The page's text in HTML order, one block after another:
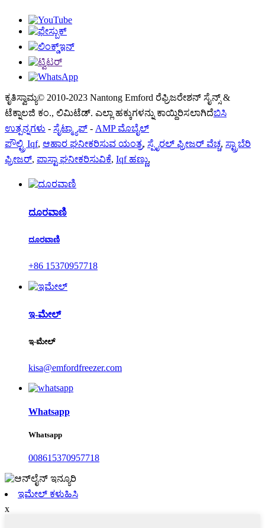
ಕೃತಿಸ್ವಾಮ್ಯ© 2010-2023 Nantong Emford ರೆಫ್ರಿಜರೇಶನ್ ಸೈನ್ಸ್ &
ಟೆಕ್ನಾಲಜಿ ಕಂ., ಲಿಮಿಟೆಡ್. ಎಲ್ಲಾ ಹಕ್ಕುಗಳನ್ನು ಕಾಯ್ದಿರಿಸಲಾಗಿದೆಬಿಸಿ
ಉತ್ಪನ್ನಗಳು - ಸೈಟ್ಮ್ಯಾಪ್ - AMP ಮೊಬೈಲ್
ಪೌಲ್ಟ್ರಿ Iqf, ಆಹಾರ ಘನೀಕರಿಸುವ ಯಂತ್ರ, ಸ್ಪೈರಲ್ ಫ್ರೀಜರ್ ವೆಚ್ಚ, ಸ್ಟ್ರಾಬೆರಿ
ಫ್ರೀಜರ್, ಪಾಸ್ಟಾ ಘನೀಕರಿಸುವಿಕೆ, Iqf ಹಣ್ಣು,
ದೂರವಾಣಿ
ದೂರವಾಣಿ
+86 15370957718
ಇ-ಮೇಲ್
ಇ-ಮೇಲ್
kisa@emfordfreezer.com
Whatsapp
Whatsapp
008615370957718
ಇಮೇಲ್ ಕಳುಹಿಸಿ
x